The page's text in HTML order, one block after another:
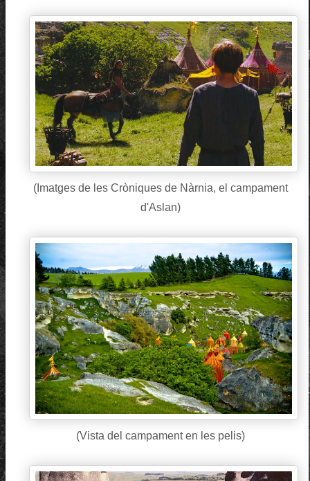
(Imatges de les Cròniques de Nàrnia, el campament
d'Aslan)
(Vista del campament en les pelis)